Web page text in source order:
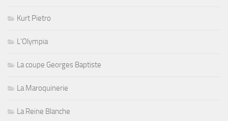
Kurt Pietro
L'Olympia
La coupe Georges Baptiste
La Maroquinerie
La Reine Blanche